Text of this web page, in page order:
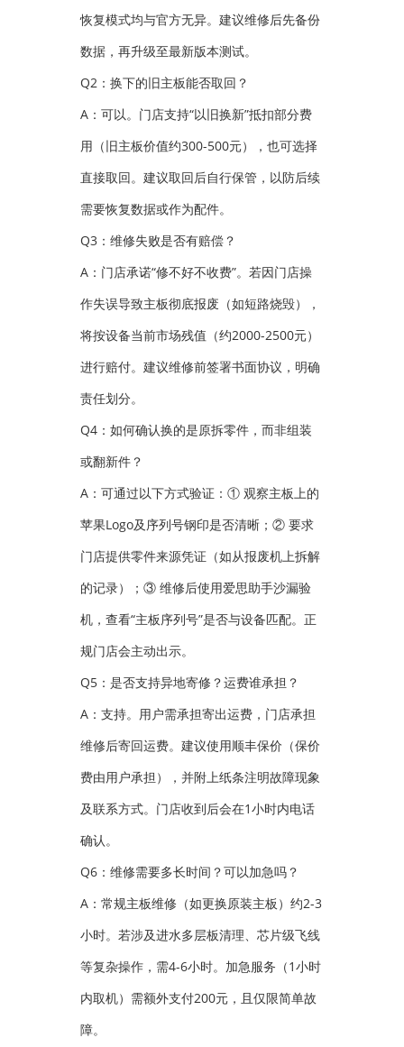
恢复模式均与官方无异。建议维修后先备份
数据，再升级至最新版本测试。
Q2：换下的旧主板能否取回？
A：可以。门店支持“以旧换新”抵扣部分费
用（旧主板价值约300-500元），也可选择
直接取回。建议取回后自行保管，以防后续
需要恢复数据或作为配件。
Q3：维修失败是否有赔偿？
A：门店承诺“修不好不收费”。若因门店操
作失误导致主板彻底报废（如短路烧毁），
将按设备当前市场残值（约2000-2500元）
进行赔付。建议维修前签署书面协议，明确
责任划分。
Q4：如何确认换的是原拆零件，而非组装
或翻新件？
A：可通过以下方式验证：① 观察主板上的
苹果Logo及序列号钢印是否清晰；② 要求
门店提供零件来源凭证（如从报废机上拆解
的记录）；③ 维修后使用爱思助手沙漏验
机，查看“主板序列号”是否与设备匹配。正
规门店会主动出示。
Q5：是否支持异地寄修？运费谁承担？
A：支持。用户需承担寄出运费，门店承担
维修后寄回运费。建议使用顺丰保价（保价
费由用户承担），并附上纸条注明故障现象
及联系方式。门店收到后会在1小时内电话
确认。
Q6：维修需要多长时间？可以加急吗？
A：常规主板维修（如更换原装主板）约2-3
小时。若涉及进水多层板清理、芯片级飞线
等复杂操作，需4-6小时。加急服务（1小时
内取机）需额外支付200元，且仅限简单故
障。